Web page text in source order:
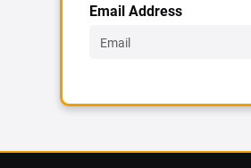
Email Address